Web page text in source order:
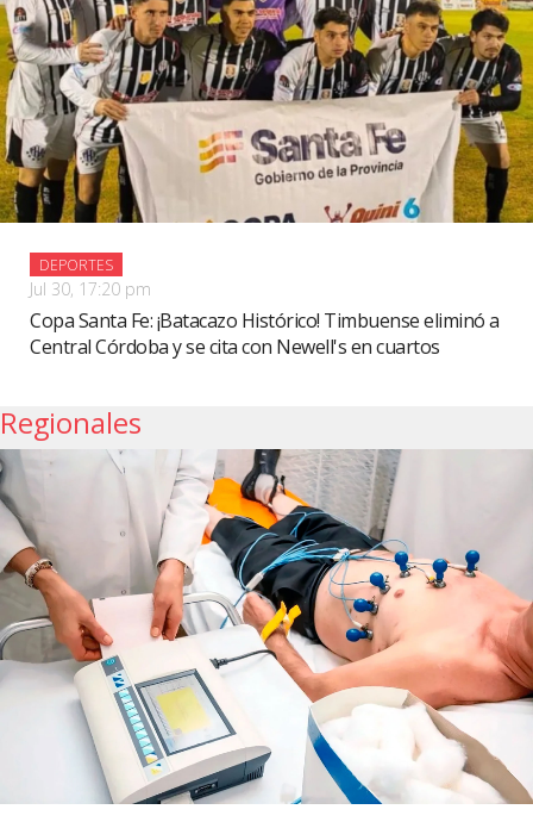
DEPORTES
Jul 30, 17:20 pm
Copa Santa Fe: ¡Batacazo Histórico! Timbuense eliminó a
Central Córdoba y se cita con Newell's en cuartos
Regionales